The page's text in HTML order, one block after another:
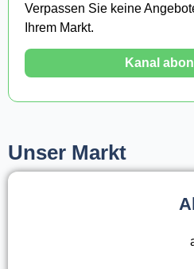
Verpassen Sie keine
Ihrem Markt.
Kanal
Unser Markt